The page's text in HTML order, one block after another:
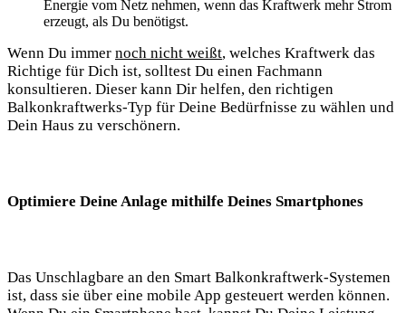
Energie vom Netz nehmen, wenn das Kraftwerk mehr Strom
erzeugt, als Du⁣ benötigst.
Wenn Du immer noch nicht weißt, welches Kraftwerk das
Richtige für Dich ist, solltest Du einen Fachmann
konsultieren. ​Dieser kann Dir ​helfen, den richtigen
Balkonkraftwerks-Typ für⁣ Deine Bedürfnisse zu wählen und
Dein ⁢Haus ⁤zu ‍verschönern.
Optimiere Deine Anlage mithilfe⁢ Deines Smartphones
Das Unschlagbare an den Smart Balkonkraftwerk-Systemen
ist, dass sie ⁤über eine mobile App gesteuert werden können.​